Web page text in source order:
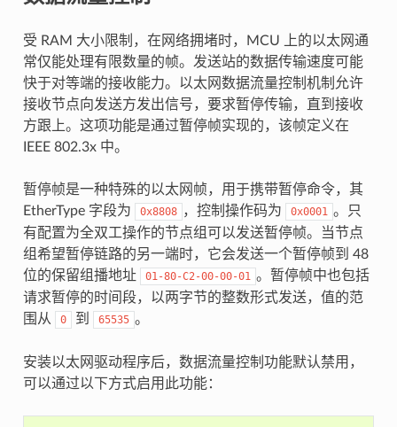
受 RAM 大小限制，在网络拥堵时，MCU 上的以太网通
常仅能处理有限数量的帧。发送站的数据传输速度可能
快于对等端的接收能力。以太网数据流量控制机制允许
接收节点向发送方发出信号，要求暂停传输，直到接收
方跟上。这项功能是通过暂停帧实现的，该帧定义在
IEEE 802.3x 中。
暂停帧是一种特殊的以太网帧，用于携带暂停命令，其
EtherType 字段为
0x8808 ，控制操作码为 0x0001 。只
有配置为全双工操作的节点组可以发送暂停帧。当节点
组希望暂停链路的另一端时，它会发送一个暂停帧到 48
位的保留组播地址
01-80-C2-00-00-01 。暂停帧中也包括
请求暂停的时间段，以两字节的整数形式发送，值的范
围从
0 到 65535 。
安装以太网驱动程序后，数据流量控制功能默认禁用，
可以通过以下方式启用此功能：